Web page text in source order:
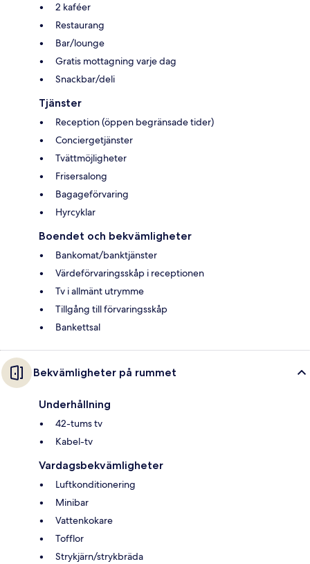
2 kaféer
Restaurang
Bar/lounge
Gratis mottagning varje dag
Snackbar/deli
Tjänster
Reception (öppen begränsade tider)
Conciergetjänster
Tvättmöjligheter
Frisersalong
Bagageförvaring
Hyrcyklar
Boendet och bekvämligheter
Bankomat/banktjänster
Värdeförvaringsskåp i receptionen
Tv i allmänt utrymme
Tillgång till förvaringsskåp
Bankettsal
Bekvämligheter på rummet
Underhållning
42-tums tv
Kabel-tv
Vardagsbekvämligheter
Luftkonditionering
Minibar
Vattenkokare
Tofflor
Strykjärn/strykbräda